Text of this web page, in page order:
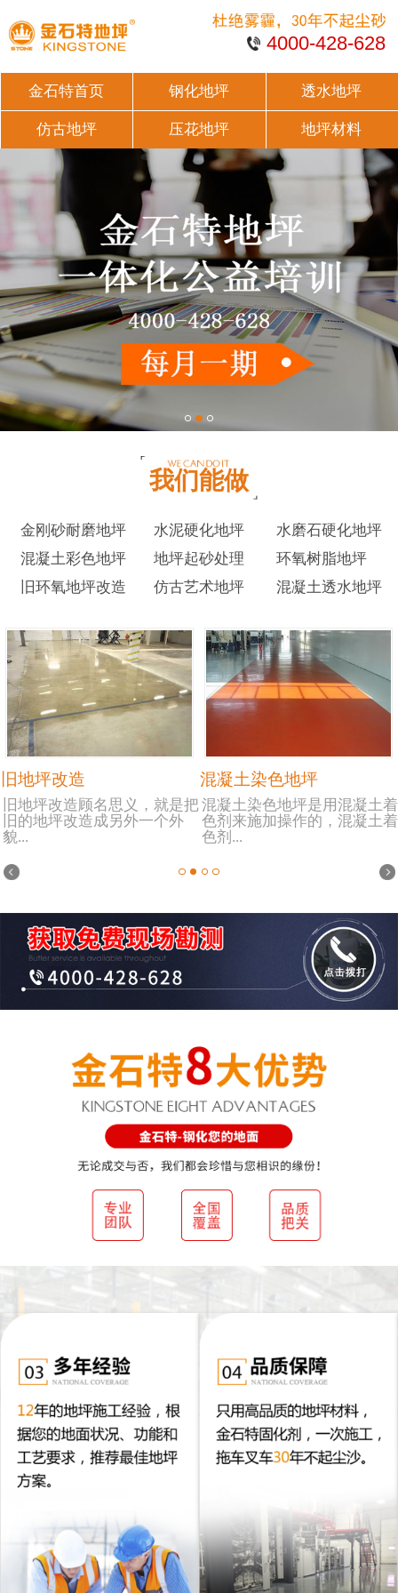
4000-428-628
金石特首页 钢化地坪 透水地坪
仿古地坪 压花地坪 地坪材料
我们能做
金刚砂耐磨地坪 水泥硬化地坪
水磨石硬化地坪
混凝土彩色地坪
地坪起砂处理
环氧树脂地坪
旧环氧地坪改造
仿古艺术地坪 混凝土透水地坪
旧地坪改造
旧地坪改造顾名思义，就是把
旧的地坪改造成另外一个外
貌...
混凝土染色地坪
混凝土染色地坪是用混凝土着
色剂来施加操作的，混凝土着
色剂...